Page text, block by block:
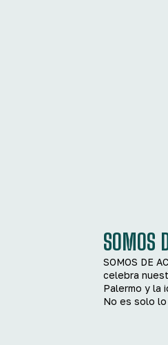
SOMOS
SOMOS DE
celebra
Palermo y la
No es solo